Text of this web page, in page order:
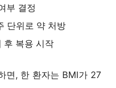
부 결정
단위로 약 처방
후 복용 시작
면, 한 환자는 BMI가 27